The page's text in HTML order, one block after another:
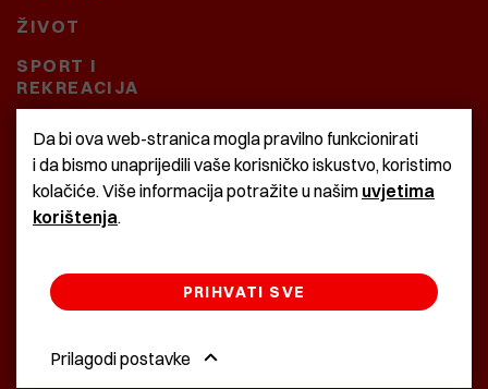
ŽIVOT
SPORT I
REKREACIJA
CRNA KRONIKA
BAŠTARDINI I PRAVI
KRASNA ZEMLJA
Da bi ova web-stranica mogla pravilno funkcionirati
i da bismo unaprijedili vaše korisničko iskustvo, koristimo
kolačiće. Više informacija potražite u našim uvjetima
korištenja.
Prilagodi postavke
PRIHVATI SVE